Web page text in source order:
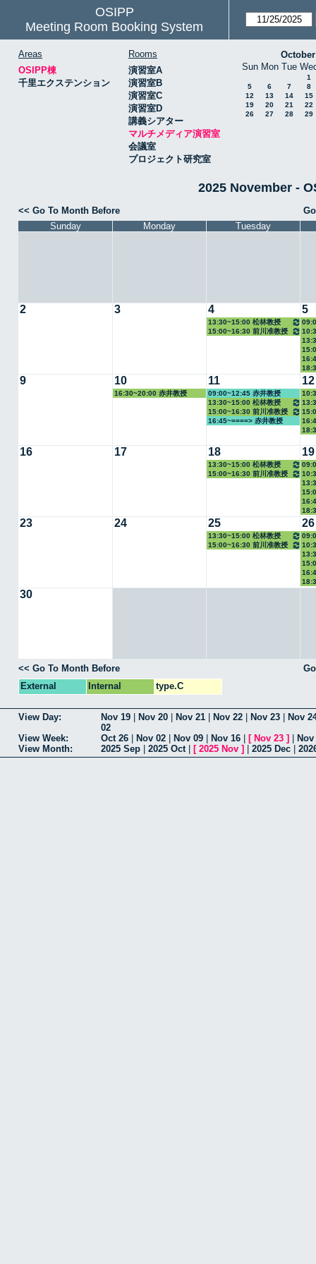
OSIPP
Meeting Room Booking System
Areas
OSIPP棟
千里エクステンション
Rooms
演習室A
演習室B
演習室C
演習室D
講義シアター
マルチメディア演習室
会議室
プロジェクト研究室
Sun Mon Tue
1
5
6 7
8
12
13 14
15
19
20 21
22
26
27 28 29
2025 November -
<< Go To Month Before
Sunday
Monday Tuesday
2 3 4
13:30~15:00 松林教授
15:00~16:30 前川准教授
5
教授
9 10
16:30~20:00 赤井教授
11
09:00~12:45 赤井教授
13:30~15:00 松林教授
15:00~16:30 前川准教授
16:45~====> 赤井教授
12
教授
16 17 18
13:30~15:00 松林教授
15:00~16:30 前川准教授
19
教授
23 24 25
13:30~15:00 松林教授
15:00~16:30 前川准教授
26
教授
30
<< Go To Month Before
External
Internal type.C
View Day: Nov 19 Nov 20 Nov 21 Nov 22 Nov 23
Nov
02
View Week:
Oct 26 Nov 02 Nov 09 Nov 16 [ Nov 23 ]
Nov
View Month:
2025 Sep 2025 Oct [ 2025 Nov ] 2025 Dec